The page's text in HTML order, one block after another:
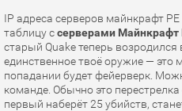
IP адреса серверов майнкрафт
таблицу ссерверами Майнкрафт
старый Quake теперь возродился
единственное твоё оружие —
попадании будет фейерверк.
команде. Обычно это
первый наберёт 25 убийств,